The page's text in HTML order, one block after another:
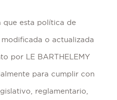
que esta política de
o actualizada
por LE BARTHELEMY
para cumplir con
reglamentario,